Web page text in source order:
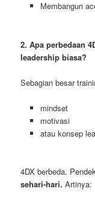
Membangun
2. Apa perbedaan
leadership biasa?
Sebagian besar
mindset
motivasi
atau konsep
4DX berbeda.
sehari-hari. Artinya: